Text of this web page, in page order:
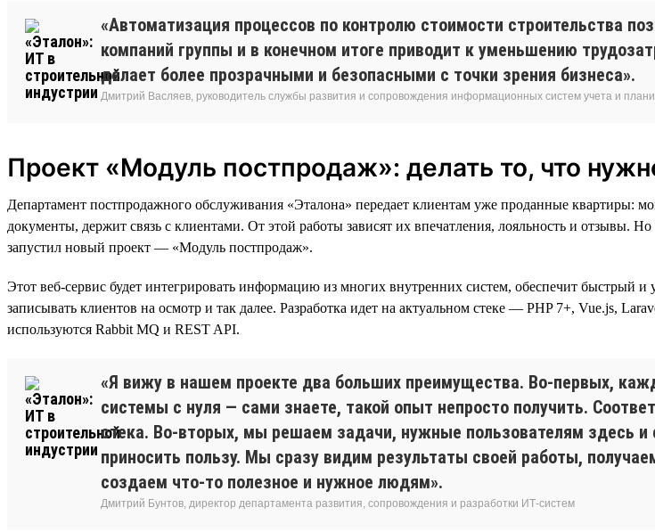
«Автоматизация процессов по контролю стоимости строительства
компаний группы и в конечном итоге приводит к уменьшению
делает более прозрачными и безопасными с точки зрения бизнеса».
Дмитрий Васляев, руководитель службы развития и сопровождения информационных систем учета и
Проект «Модуль постпродаж»: делать то, что
Департамент постпродажного обслуживания «Эталона» передает клиентам уже проданные квартиры:
документы, держит связь с клиентами. От этой работы зависят их впечатления, лояльность и отзывы.
запустил новый проект — «Модуль постпродаж».
Этот веб-сервис будет интегрировать информацию из многих внутренних систем, обеспечит быстрый
записывать клиентов на осмотр и так далее. Разработка идет на актуальном стеке — PHP 7+, Vue.js,
используются Rabbit MQ и REST API.
«Я вижу в нашем проекте два больших преимущества. Во-первых,
системы с нуля — сами знаете, такой опыт непросто получить.
стека. Во-вторых, мы решаем задачи, нужные пользователям здесь
приносить пользу. Мы сразу видим результаты своей работы,
создаем что-то полезное и нужное людям».
Дмитрий Бунтов, директор департамента развития, сопровождения и разработки ИТ-систем